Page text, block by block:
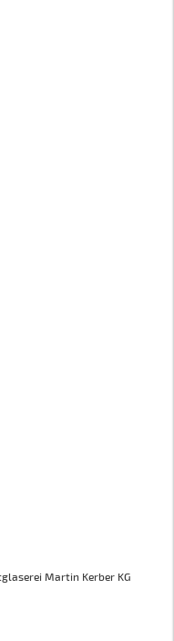
Martin Kerber KG